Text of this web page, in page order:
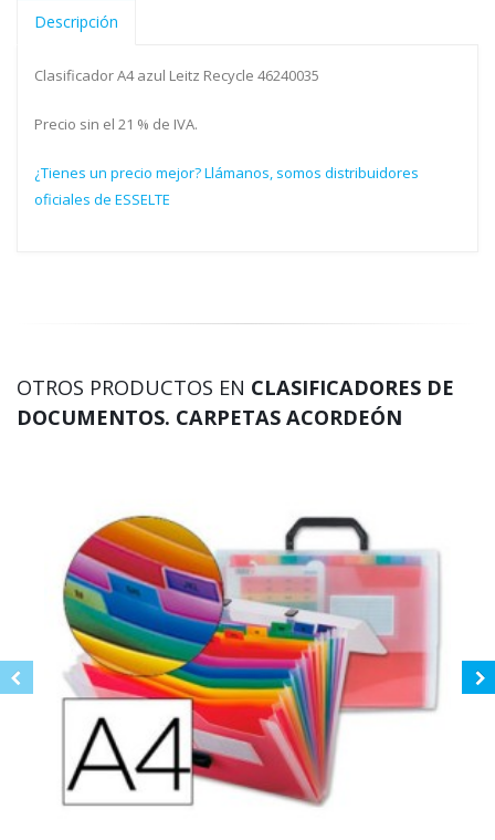
Descripción
Clasificador A4 azul Leitz Recycle 46240035
Precio sin el 21 % de IVA.
¿Tienes un precio mejor? Llámanos, somos distribuidores
oficiales de ESSELTE
OTROS PRODUCTOS EN CLASIFICADORES DE
DOCUMENTOS. CARPETAS ACORDEÓN